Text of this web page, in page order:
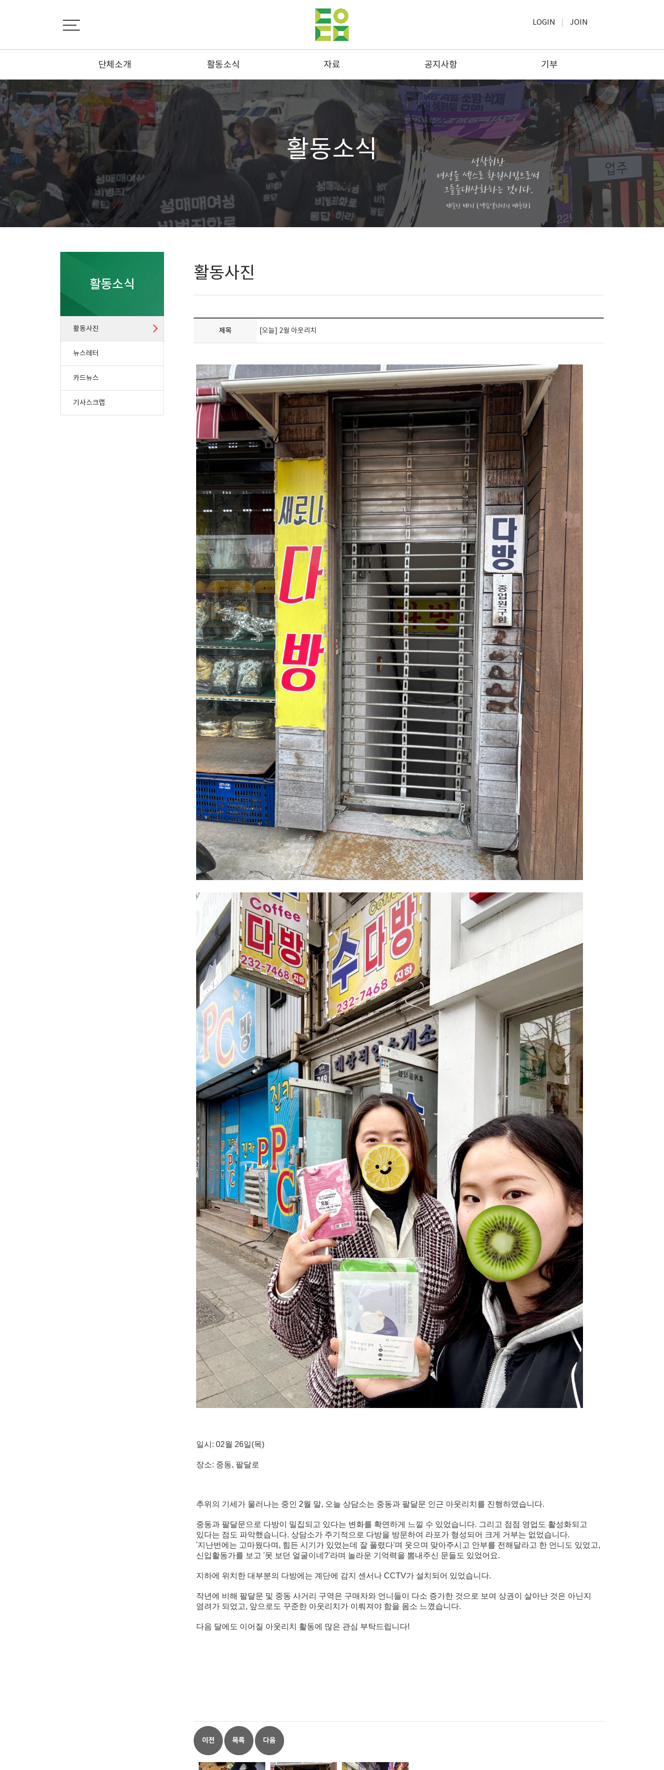
LOGIN JOIN
단체소개
설립취지서
비전선언문
오시는 길
활동소식
활동사진
뉴스레터
카드뉴스
기사스크랩
자료
성명 및 연명
공지사항
공지사항
결산보고
채용공고
기부
모금윤리
기부하기
활동소식
활동소식
활동사진
뉴스레터
카드뉴스
기사스크랩
활동사진
제목 [오늘] 2월 아웃리치
일시: 02월 26일(목)
장소: 중동, 팔달로
추위의 기세가 물러나는 중인 2월 말, 오늘 상담소는 중동과 팔달문 인근 아웃리치를 진행하였습니다.
중동과 팔달문으로 다방이 밀집되고 있다는 변화를 확연하게 느낄 수 있었습니다. 그리고 점점 영업도 활성화되고
있다는 점도 파악했습니다. 상담소가 주기적으로 다방을 방문하여 라포가 형성되어 크게 거부는 없었습니다.
'지난번에는 고마웠다며, 힘든 시기가 있었는데 잘 풀렸다'며 웃으며 맞아주시고 안부를 전해달라고 한 언니도 있었고,
신입활동가를 보고 '못 보던 얼굴이네?'라며 놀라운 기억력을 뽐내주신 문들도 있었어요.
지하에 위치한 대부분의 다방에는 계단에 감지 센서나 CCTV가 설치되어 있었습니다.
작년에 비해 팔달문 및 중동 사거리 구역은 구매자와 언니들이 다소 증가한 것으로 보여 상권이 살아난 것은 아닌지
염려가 되었고, 앞으로도 꾸준한 아웃리치가 이뤄져야 함을 몸소 느꼈습니다.
다음 달에도 이어질 아웃리치 활동에 많은 관심 부탁드립니다!